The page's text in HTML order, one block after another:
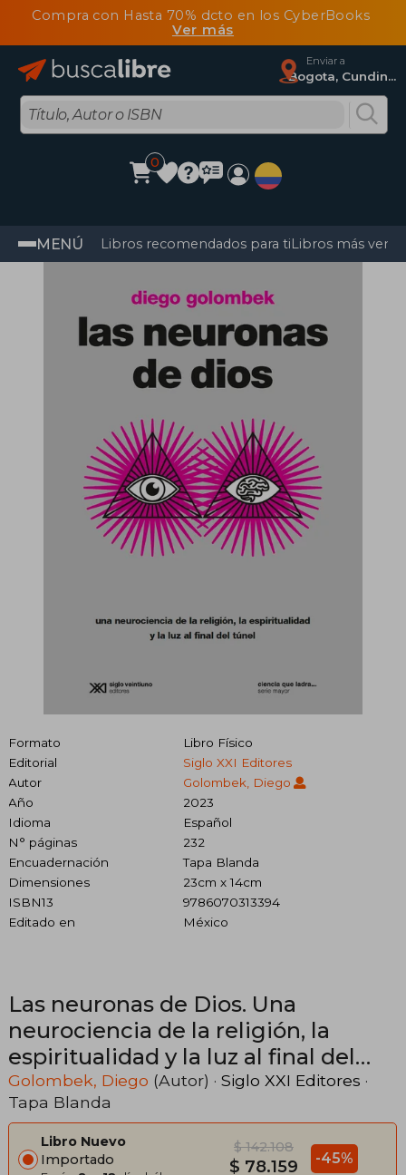
Compra con Hasta 70% dcto en los CyberBooks
Ver más
Enviar a
Bogota, Cundinamarca
0
MENÚ Libros recomendados para tiLibros más
Formato
Libro Físico
Editorial
Siglo XXI Editores
Autor
Golombek, Diego
Año
2023
Idioma
Español
N° páginas
232
Encuadernación
Tapa Blanda
Dimensiones
23cm x 14cm
ISBN13
9786070313394
Editado en
México
Las neuronas de Dios. Una
neurociencia de la religión, la
espiritualidad y la luz al final del
túnel
Golombek, Diego (Autor) · Siglo XXI Editores ·
Tapa Blanda
Libro Nuevo
Importado
$ 142.108
$ 78.159 -45%